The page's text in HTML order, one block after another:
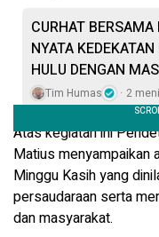
CURHAT
NYATA
HULU DENGAN
Tim Humas 2
Atas kegiatan ini
Matius menyampaikan
Minggu Kasih yang
persaudaraan serta
dan masyarakat.